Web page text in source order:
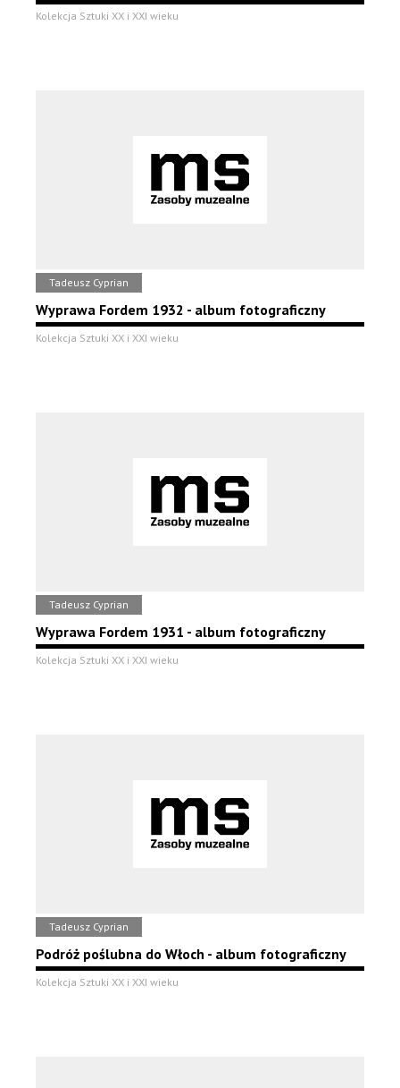
Kolekcja Sztuki XX i XXI wieku
Tadeusz Cyprian
Wyprawa Fordem 1932 - album fotograficzny
Kolekcja Sztuki XX i XXI wieku
Tadeusz Cyprian
Wyprawa Fordem 1931 - album fotograficzny
Kolekcja Sztuki XX i XXI wieku
Tadeusz Cyprian
Podróż poślubna do Włoch - album fotograficzny
Kolekcja Sztuki XX i XXI wieku